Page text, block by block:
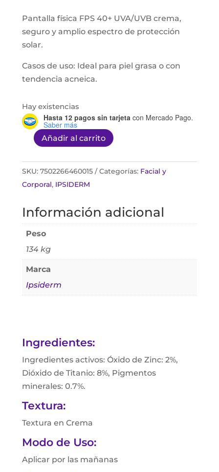
Pantalla física FPS 40+ UVA/UVB crema,
seguro y amplio espectro de protección
solar.
Casos de uso: Ideal para piel grasa o con
tendencia acneica.
Hay existencias
Hasta 12 pagos sin tarjeta con Mercado Pago.
Saber más
Ipsiblock
Crema
Fps
100gr
cantidad
Añadir al carrito
SKU: 7502266460015 Categorías: Facial y
Corporal, IPSIDERM
Información adicional
Peso
134 kg
Marca
Ipsiderm
Ingredientes:
Ingredientes activos: Óxido de Zinc: 2%,
Dióxido de Titanio: 8%, Pigmentos
minerales: 0.7%.
Textura:
Textura en Crema
Modo de Uso:
Aplicar por las mañanas